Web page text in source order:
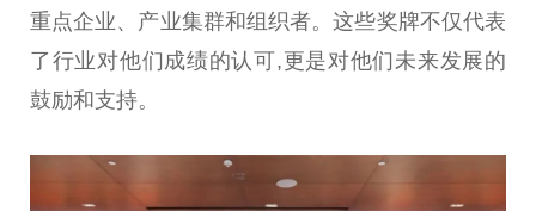
重点企业、产业集群和组织者。这些奖牌不仅代表
了行业对他们成绩的认可,更是对他们未来发展的
鼓励和支持。